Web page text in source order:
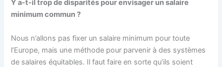
Y a-t-il trop de disparités pour envisager un salaire
minimum commun ?
Nous n’allons pas fixer un salaire minimum pour toute
l’Europe, mais une méthode pour parvenir à des systèmes
de salaires équitables. Il faut faire en sorte qu’ils soient